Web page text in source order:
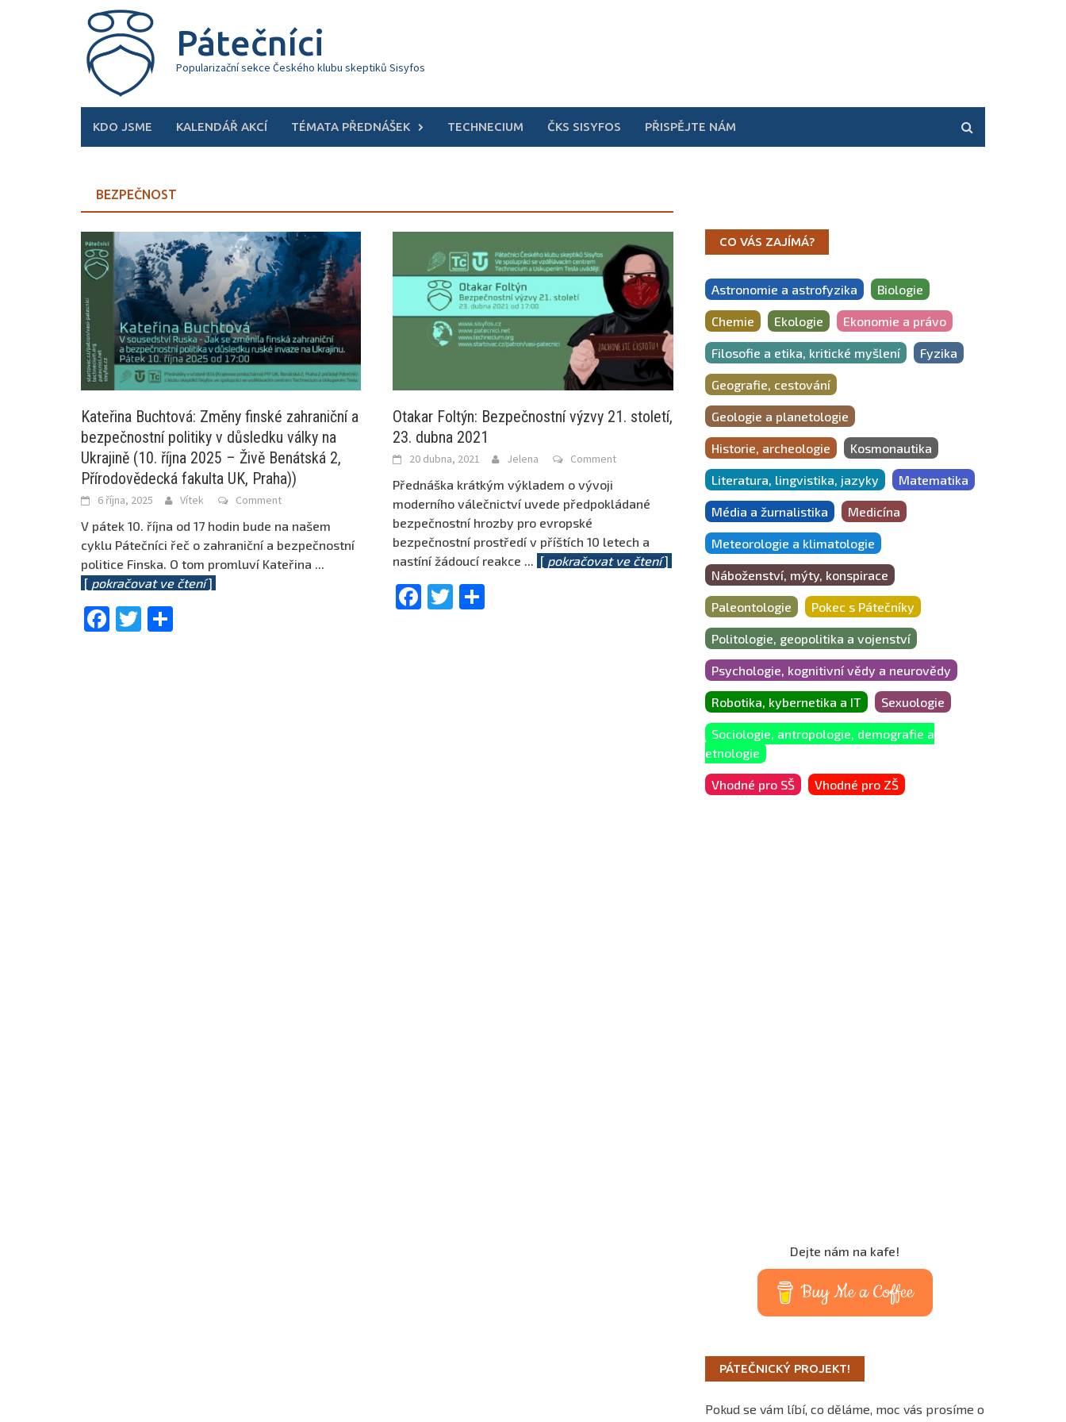
Pátečníci
Popularizační sekce Českého klubu skeptiků Sisyfos
KDO JSME KALENDÁŘ AKCÍ TÉMATA PŘEDNÁŠEK TECHNECIUM ČKS SISYFOS PŘISPĚJTE NÁM
BEZPEČNOST
Kateřina Buchtová: Změny finské zahraniční a
bezpečnostní politiky v důsledku války na
Ukrajině (10. října 2025 – Živě Benátská 2,
Přírodovědecká fakulta UK, Praha))
6 října, 2025 Vítek Comment
V pátek 10. října od 17 hodin bude na našem
cyklu Pátečníci řeč o zahraniční a bezpečnostní
politice Finska. O tom promluví Kateřina ...
[ pokračovat ve čtení]
Facebook
Twitter
Otakar Foltýn: Bezpečnostní výzvy 21. století,
23. dubna 2021
20 dubna, 2021 Jelena Comment
Přednáška krátkým výkladem o vývoji
moderního válečnictví uvede předpokládané
bezpečnostní hrozby pro evropské
bezpečnostní prostředí v příštích 10 letech a
nastíní žádoucí reakce ... [ pokračovat ve čtení]
Facebook
Twitter
CO VÁS ZAJÍMÁ?
Astronomie a astrofyzika Biologie
Chemie Ekologie Ekonomie a právo
Filosofie a etika, kritické myšlení Fyzika
Geografie, cestování
Geologie a planetologie
Historie, archeologie Kosmonautika
Literatura, lingvistika, jazyky Matematika
Média a žurnalistika Medicína
Meteorologie a klimatologie
Náboženství, mýty, konspirace
Paleontologie Pokec s Pátečníky
Politologie, geopolitika a vojenství
Psychologie, kognitivní vědy a neurovědy
Robotika, kybernetika a IT Sexuologie
Sociologie, antropologie, demografie a
etnologie
Vhodné pro SŠ Vhodné pro ZŠ
Dejte nám na kafe!
Buy Me a Coffee
PÁTEČNICKÝ PROJEKT!
Pokud se vám líbí, co děláme, moc vás prosíme o